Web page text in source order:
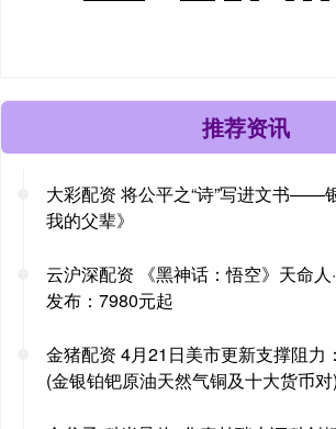
推荐资讯
大彩配资 将公平之“诗”写进文书——
我的父辈》
云沪深配资 《黑神话：悟空》天命人
发布：7980元起
金猪配资 4月21日美市更新支撑阻力
(金银铂钯原油天然气铜及十大货币对)